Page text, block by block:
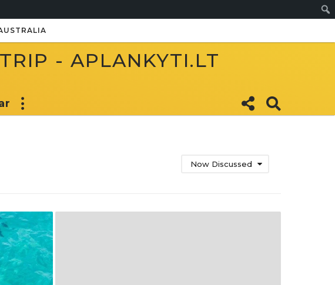
- APLANKYTI.LT
Now Discussed